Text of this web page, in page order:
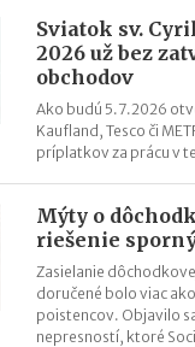
Sviatok sv.
2026 už bez
obchodov
Ako budú 5.7.2026
Kaufland, Tesco či
príplatkov za prácu v
Mýty o
riešenie
Zasielanie
doručené bolo viac
poistencov. Objavilo
nepresností, ktoré